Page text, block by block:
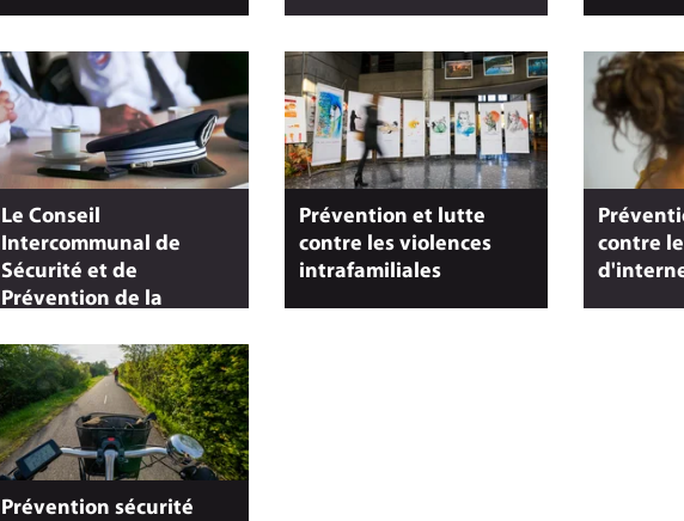
Le Conseil
Intercommunal de
Sécurité et de
Prévention de la
Prévention et lutte
contre les violences
intrafamiliales
contre
Prévention sécurité